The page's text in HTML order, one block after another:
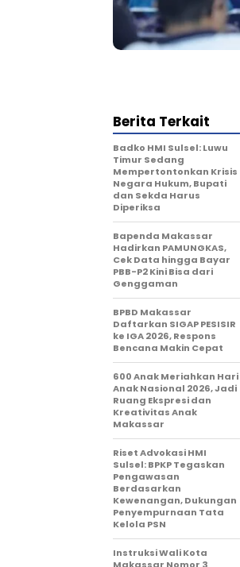
Berita Terkait
Badko HMI Sulsel: Luwu
Timur Sedang
Mempertontonkan Krisis
Negara Hukum, Bupati
dan Sekda Harus
Diperiksa
Bapenda Makassar
Hadirkan PAMUNGKAS,
Cek Data hingga Bayar
PBB-P2 Kini Bisa dari
Genggaman
BPBD Makassar
Daftarkan SIGAP PESISIR
ke IGA 2026, Respons
Bencana Makin Cepat
600 Anak Meriahkan Hari
Anak Nasional 2026, Jadi
Ruang Ekspresi dan
Kreativitas Anak
Makassar
Riset Advokasi HMI
Sulsel: BPKP Tegaskan
Pengawasan
Berdasarkan
Kewenangan, Dukungan
Penyempurnaan Tata
Kelola PSN
Instruksi Wali Kota
Makassar Nomor 3